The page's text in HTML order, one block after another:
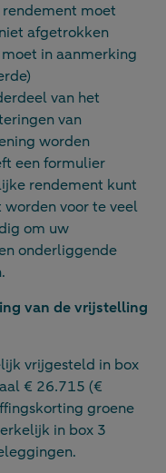
moet
afgetrokken
in aanmerking
van het
van
worden
een formulier
rendement kunt
voor te veel
om uw
onderliggende
van de vrijstelling
vrijgesteld in box
€ 26.715 (€
groene
in box 3